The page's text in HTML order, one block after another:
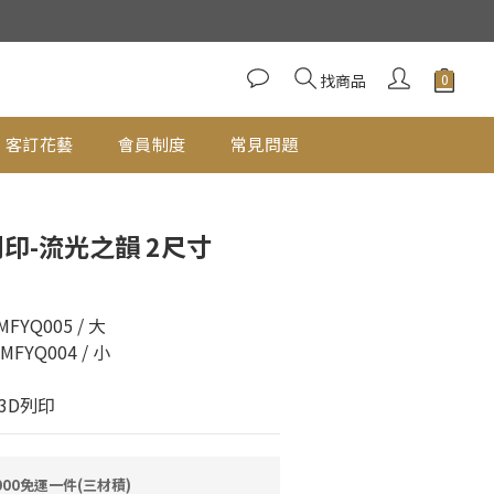
找商品
客訂花藝 會員制度 常見問題
-流光之韻 2尺寸
/ 大
/ 小
列印
免運一件(三材積)
立即購買